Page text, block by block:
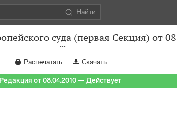
Найти
суда (первая Секция) от
Распечатать Скачать
Редакция от 08.04.2010 — Действует